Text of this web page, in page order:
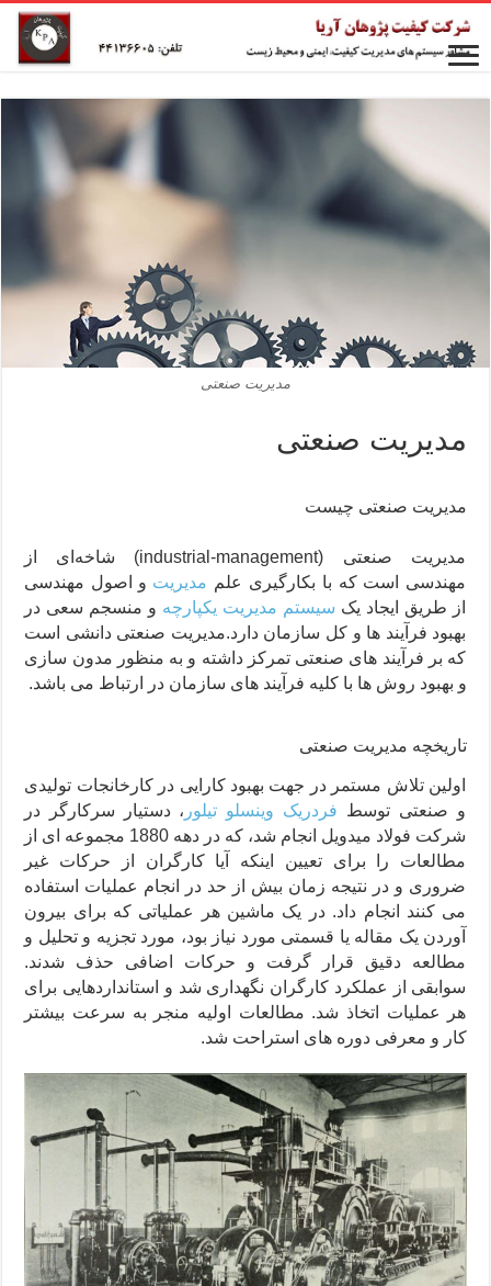
مدیریت صنعتی
مدیریت صنعتی
مدیریت صنعتی چیست
مدیریت صنعتی (industrial-management) شاخه‌ای از
مهندسی است که با بکارگیری علم مدیریت و اصول مهندسی
از طریق ایجاد یک سیستم مدیریت یکپارچه و منسجم سعی در
بهبود فرآیند ها و کل سازمان دارد.مدیریت صنعتی دانشی است
که بر فرآیند های صنعتی تمرکز داشته و به منظور مدون سازی
و بهبود روش ها با کلیه فرآیند های سازمان در ارتباط می باشد.
تاریخچه مدیریت صنعتی
اولین تلاش مستمر در جهت بهبود کارایی در کارخانجات تولیدی
و صنعتی توسط فردریک وینسلو تیلور ، دستیار سرکارگر در
شرکت فولاد میدویل انجام شد، که در دهه 1880 مجموعه ای از
مطالعات را برای تعیین اینکه آیا کارگران از حرکات غیر
ضروری و در نتیجه زمان بیش از حد در انجام عملیات استفاده
می کنند انجام داد. در یک ماشین هر عملیاتی که برای بیرون
آوردن یک مقاله یا قسمتی مورد نیاز بود، مورد تجزیه و تحلیل و
مطالعه دقیق قرار گرفت و حرکات اضافی حذف شدند.
سوابقی از عملکرد کارگران نگهداری شد و استانداردهایی برای
هر عملیات اتخاذ شد. مطالعات اولیه منجر به سرعت بیشتر
کار و معرفی دوره های استراحت شد.